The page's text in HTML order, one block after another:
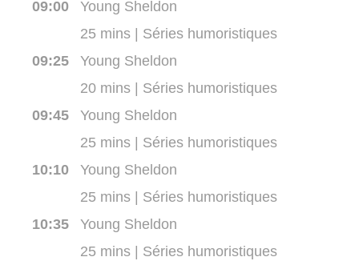
09:00Young Sheldon
25 mins | Séries humoristiques
09:25Young Sheldon
20 mins | Séries humoristiques
09:45Young Sheldon
25 mins | Séries humoristiques
10:10Young Sheldon
25 mins | Séries humoristiques
10:35Young Sheldon
25 mins | Séries humoristiques